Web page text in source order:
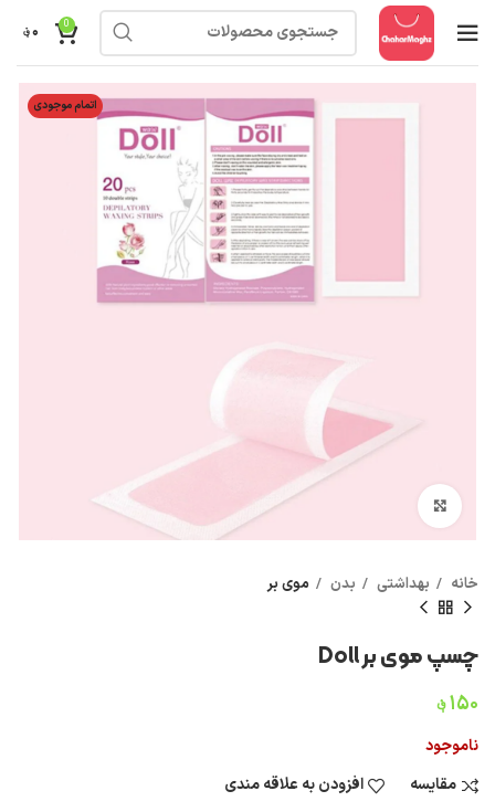
0 ۰؋
اتمام موجودی
خانه بهداشتی بدن موی بر
چسپ موی بر Doll
۱۵۰؋
ناموجود
مقایسه
افزودن به علاقه مندی